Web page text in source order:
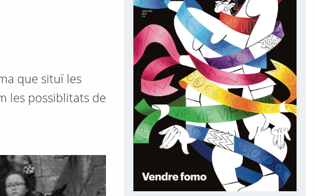
que situï les
les possiblitats de